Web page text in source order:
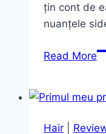
țin cont de
nuanțele
Read More
~
Hair